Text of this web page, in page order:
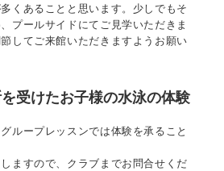
くあることと思います。少しでもそ
プールサイドにてご見学いただきま
してご来館いただきますようお願い
受けたお子様の水泳の体験
ループレッスンでは体験を承ること
ますので、クラブまでお問合せくだ